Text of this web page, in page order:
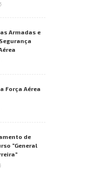
Armadas e
Força Aérea
de
“General